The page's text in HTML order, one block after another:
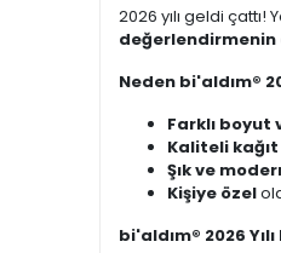
2026 yılı geldi
değerlendirmenin
Neden bi'aldım®
Farklı boyut
Kaliteli
Şık ve
Kişiye özel
bi'aldım® 2026